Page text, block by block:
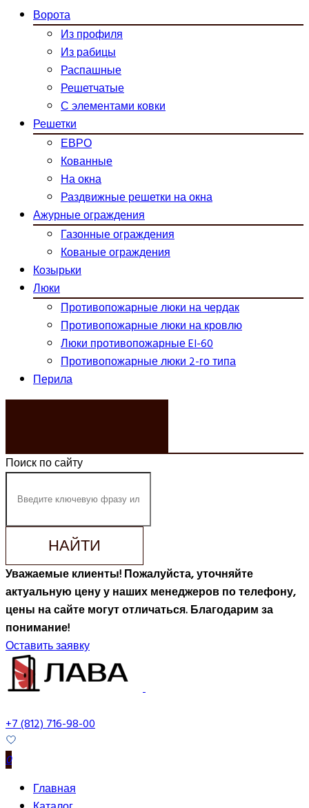
Ворота
Из профиля
Из рабицы
Распашные
Решетчатые
С элементами ковки
Решетки
ЕВРО
Кованные
На окна
Раздвижные решетки на окна
Ажурные ограждения
Газонные ограждения
Кованые ограждения
Козырьки
Люки
Противопожарные люки на чердак
Противопожарные люки на кровлю
Люки противопожарные EI-60
Противопожарные люки 2-го типа
Перила
Поиск по сайту
НАЙТИ
Уважаемые клиенты! Пожалуйста, уточняйте
актуальную цену у наших менеджеров по телефону,
цены на сайте могут отличаться. Благодарим за
понимание!
Оставить заявку
+7 (812) 716-98-00
0
Главная